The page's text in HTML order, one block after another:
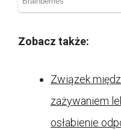
Zobacz także:
Związek
zażywaniem
osłabienie